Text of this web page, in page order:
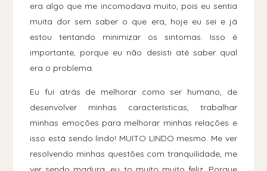
era algo que me incomodava muito, pois eu sentia
muita dor sem saber o que era, hoje eu sei e já
estou tentando minimizar os sintomas. Isso é
importante, porque eu não desisti até saber qual
era o problema.
Eu fui atrás de melhorar como ser humano, de
desenvolver minhas características, trabalhar
minhas emoções para melhorar minhas relações e
isso está sendo lindo! MUITO LINDO mesmo. Me ver
resolvendo minhas questões com tranquilidade, me